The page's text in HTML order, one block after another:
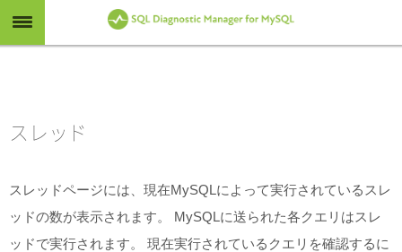
スレッド
スレッドページには、現在MySQLによって実行されているスレ
ッドの数が表示されます。 MySQLに送られた各クエリはスレ
ッドで実行されます。 現在実行されているクエリを確認するに